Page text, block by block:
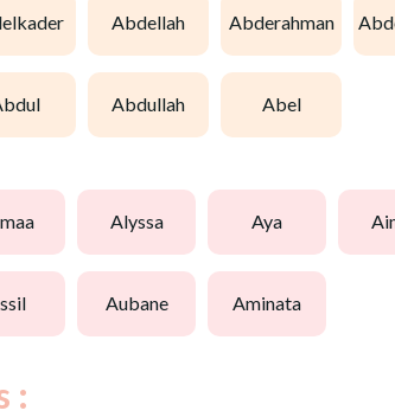
abdellah abderahman
abdul abdullah abel
alyssa aya
assil aubane aminata
: